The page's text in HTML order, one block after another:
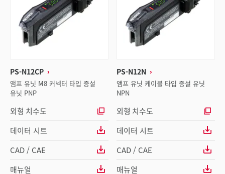
PS-N12CP
앰프 유닛 M8 커넥터 타입 증설
유닛 PNP
외형 치수도
데이터 시트
CAD / CAE
매뉴얼
PS-N12N
앰프 유닛 케이블 타입 증설 유닛
NPN
외형 치수도
데이터 시트
CAD / CAE
매뉴얼